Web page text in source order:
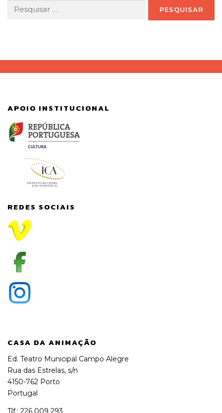
por:
APOIO INSTITUCIONAL
REDES SOCIAIS
CASA DA ANIMAÇÃO
Ed. Teatro Municipal Campo Alegre
Rua das Estrelas, s/n
4150-762 Porto
Portugal
Tlf.: 226 009 293